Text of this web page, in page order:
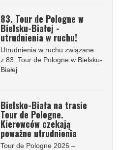
83. Tour de Pologne w
Bielsku-Białej -
utrudnienia w ruchu!
Utrudnienia w ruchu związane
z 83. Tour de Pologne w Bielsku-
Białej
Bielsko-Biała na trasie
Tour de Pologne.
Kierowców czekają
poważne utrudnienia
Tour de Pologne 2026 –